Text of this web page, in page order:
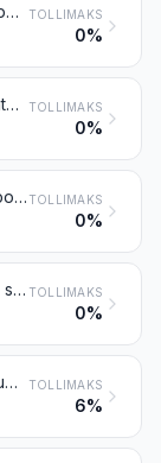
Raudteede ja trammiteede puitliiprid TOLLIMAKS
0%
Pikikiudu saetud või lõhestatud, spoonihööveldatud või -kooritud puit, hööveldatud, lihvitud, pikijätkatud või mitte, paksusega üle 6 mm TOLLIMAKS
0%
Spoon vineerimiseks (k.a spoonihööveldatud kihtpuitmaterjal), vineeri ja samalaadse kihtpuitmaterjali valmistamiseks ning muu pikuti saetud, spoonihööveldatud või kooritud puit, hööveldatud, lihvitud, servjätkatud, pikijätkatud või mitte, paksusega kuni 6 mm TOLLIMAKS
0%
Puit pidevprofiiliga (keeled, sooned, punnid, kald- või ümarservad, V-punnid, helmestus, lekaalprofiil vms) ühel või mitmel küljel, otsal või serval (sh kokku ühendamata parketilipid ja -liistud), hööveldatud või hööveldamata, lihvitud või lihvimata, pikijätkatud või mitte TOLLIMAKS
0%
Puitlaastplaadid, orienteeritud kihtidega plaadid (OSB) jms plaadid (näiteks vahvelplaadid) puidust või muust puitjast materjalist, vaikude vms orgaaniliste sideainetega aglomeeritud või aglomeerimata TOLLIMAKS
6%